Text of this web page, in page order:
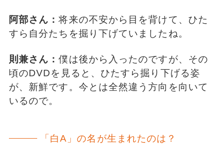
阿部さん：将来の不安から目を背けて、ひた
すら自分たちを掘り下げていましたね。
則兼さん：僕は後から入ったのですが、その
頃のDVDを見ると、ひたすら掘り下げる姿
が、新鮮です。今とは全然違う方向を向いて
いるので。
「白A」の名が生まれたのは？